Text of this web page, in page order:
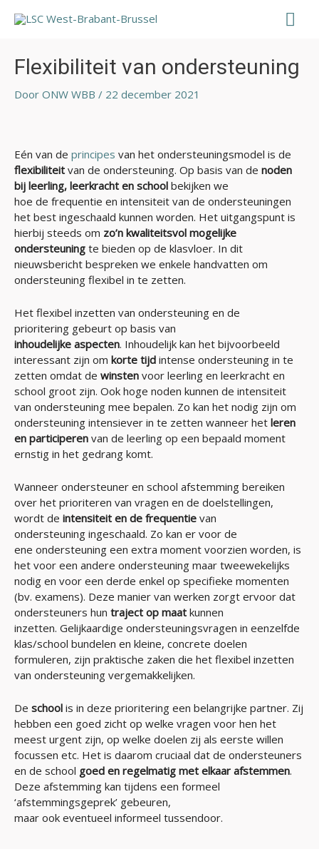
naar
Flexibiliteit van ondersteuning
Door ONW WBB / 22 december 2021
Eén van de principes van het ondersteuningsmodel is de
flexibiliteit van de ondersteuning. Op basis van de noden
bij leerling, leerkracht en school bekijken we
hoe de frequentie en intensiteit van de ondersteuningen
het best ingeschaald kunnen worden. Het uitgangspunt is
hierbij steeds om zo’n kwaliteitsvol mogelijke
ondersteuning te bieden op de klasvloer. In dit
nieuwsbericht bespreken we enkele handvatten om
ondersteuning flexibel in te zetten.
Het flexibel inzetten van ondersteuning en de
prioritering gebeurt op basis van
inhoudelijke aspecten. Inhoudelijk kan het bijvoorbeeld
interessant zijn om korte tijd intense ondersteuning in te
zetten omdat de winsten voor leerling en leerkracht en
school groot zijn. Ook hoge noden kunnen de intensiteit
van ondersteuning mee bepalen. Zo kan het nodig zijn om
ondersteuning intensiever in te zetten wanneer het leren
en participeren van de leerling op een bepaald moment
ernstig in het gedrang komt.
Wanneer ondersteuner en school afstemming bereiken
over het prioriteren van vragen en de doelstellingen,
wordt de intensiteit en de frequentie van
ondersteuning ingeschaald. Zo kan er voor de
ene ondersteuning een extra moment voorzien worden, is
het voor een andere ondersteuning maar tweewekelijks
nodig en voor een derde enkel op specifieke momenten
(bv. examens). Deze manier van werken zorgt ervoor dat
ondersteuners hun traject op maat kunnen
inzetten. Gelijkaardige ondersteuningsvragen in eenzelfde
klas/school bundelen en kleine, concrete doelen
formuleren, zijn praktische zaken die het flexibel inzetten
van ondersteuning vergemakkelijken.
De school is in deze prioritering een belangrijke partner. Zij
hebben een goed zicht op welke vragen voor hen het
meest urgent zijn, op welke doelen zij als eerste willen
focussen etc. Het is daarom cruciaal dat de ondersteuners
en de school goed en regelmatig met elkaar afstemmen.
Deze afstemming kan tijdens een formeel
‘afstemmingsgeprek’ gebeuren,
maar ook eventueel informeel tussendoor.
navigatie